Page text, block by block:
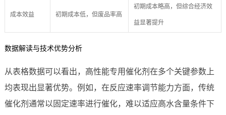
成本效益 初期成本低，但废品率高
初期成本略高，但综合经济效
益显著提升
数据解读与技术优势分析
从表格数据可以看出，高性能专用催化剂在多个关键参数上
均表现出显著优势。例如，在反应速率调节能力方面，传统
催化剂通常以固定速率进行催化，难以适应高水含量条件下